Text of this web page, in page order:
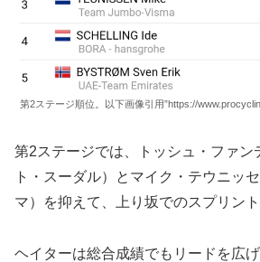
第2ステージ順位。以下画像引用”https://
第2ステージでは、トッシュ・ファン
ト・スーダル）とマイク・テウニッ
マ）を抑えて、上り坂でのスプリント
ヘイターは総合成績でもリードを広